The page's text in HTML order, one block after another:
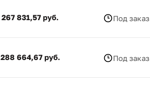
267 831,57 руб. Под заказ
288 664,67 руб. Под заказ